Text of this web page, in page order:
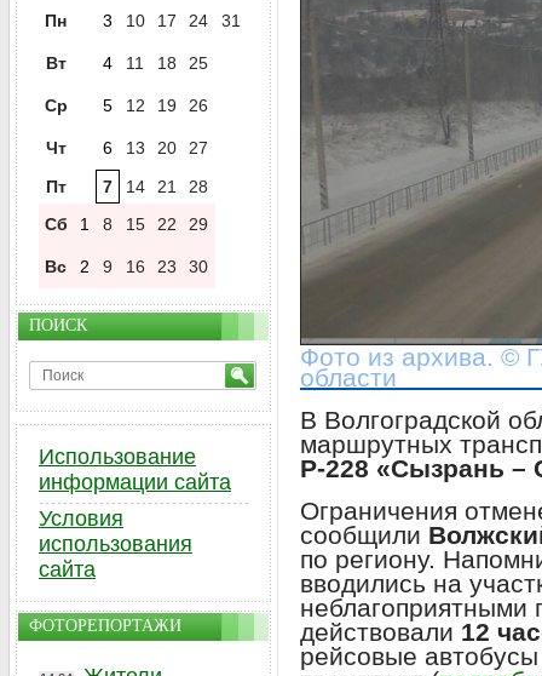
Фото из архива. ©
области
В Волгоградской
маршрутных
Р-228 «Сызрань –
Ограничения
сообщили
по региону.
вводились на
действовали 12
рейсовые
Пн 3 10 17 24 31
Вт 4 11 18 25
Ср 5 12 19 26
Чт 6 13 20
27
Пт
7 14 21
28
Сб
1 8 15 22 29
Вс 2 9 16 23 30
ПОИСК
Использование
информации сайта
Условия
использования
сайта
ФОТОРЕПОРТАЖИ